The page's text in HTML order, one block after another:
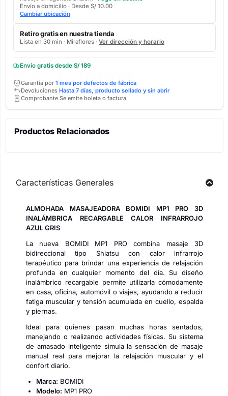
Envío a domicilio · Desde S/ 10.00
Cambiar ubicación
Retíro gratis en nuestra tienda
Lista en 30 min · Miraflores · Ver dirección y horario
Envío gratis desde S/ 189
Garantía por 1 mes por defectos de fábrica
Devoluciones Hasta 7 días, producto sellado y sin abrir
Comprobante Se emite boleta o factura
Productos Relacionados
Características Generales
ALMOHADA MASAJEADORA BOMIDI MP1 PRO 3D
INALÁMBRICA RECARGABLE CALOR INFRARROJO
AZUL GRIS
La nueva BOMIDI MP1 PRO combina masaje 3D
bidireccional tipo Shiatsu con calor infrarrojo
terapéutico para brindar una experiencia de relajación
profunda en cualquier momento del día. Su diseño
inalámbrico recargable permite utilizarla cómodamente
en casa, oficina, automóvil o viajes, ayudando a reducir
fatiga muscular y tensión acumulada en cuello, espalda
y piernas.
Ideal para quienes pasan muchas horas sentados,
manejando o realizando actividades físicas. Su sistema
de amasado inteligente simula la sensación de masaje
manual real para mejorar la relajación muscular y el
confort diario.
Marca: BOMIDI
Modelo: MP1 PRO